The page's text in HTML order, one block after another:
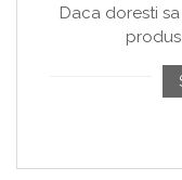
Daca doresti